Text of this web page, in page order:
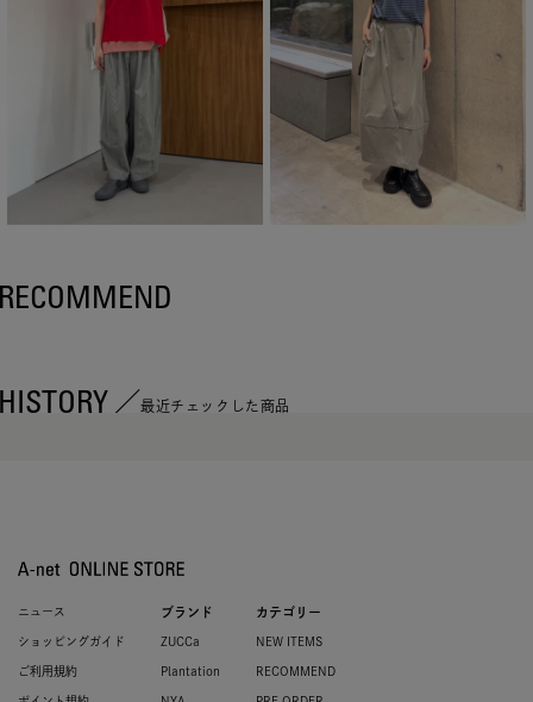
最近チェックした商品
ニュース
ショッピングガイド
ご利用規約
ブランド
ZUCCa
Plantation
カテゴリー
NEW ITEMS
RECOMMEND